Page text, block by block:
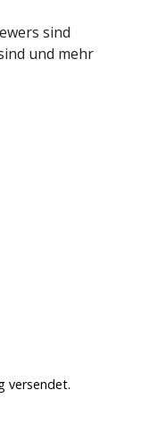
sind
und mehr
versendet.